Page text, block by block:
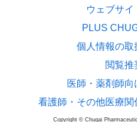
ウェブサイ
PLUS
個人情報の取
閲覧推
医師・薬剤師
看護師・その他医療
Copyright © Chugai